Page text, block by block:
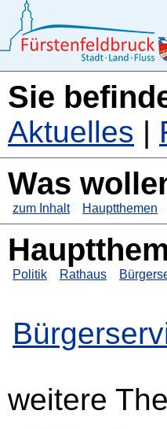
Sie
Aktuelles |
Was
zum Inhalt Hauptthemen
Politik Rathaus
weitere